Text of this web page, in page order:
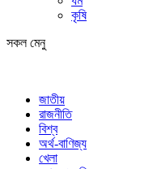
কৃষি
সকল মেনু
জাতীয়
রাজনীতি
বিশ্ব
অর্থ-বাণিজ্য
খেলা